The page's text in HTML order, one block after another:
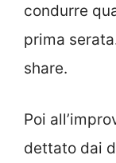
condurre
prima
share.
Poi
dettato dai